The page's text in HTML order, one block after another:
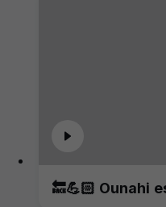
🔙💪🏻 Ounahi